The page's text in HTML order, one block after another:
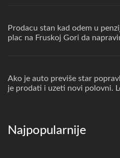
Prodacu stan kad odem u
plac na Fruskoj Gori da
Ako je auto previše star
je prodati i uzeti novi polovni.
Najpopularnije